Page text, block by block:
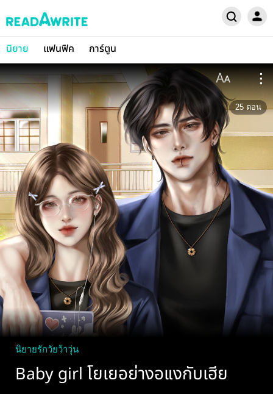
นิยาย แฟนฟิค การ์ตูน
25 ตอน
นิยายรักวัยว้าวุ่น
Baby girl โยเยอย่างอแงกับเฮีย